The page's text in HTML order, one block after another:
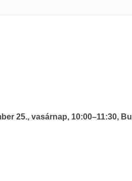
25., vasárnap, 10:00–11:30,